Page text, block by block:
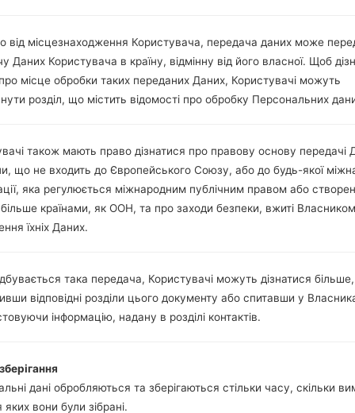
Ні
-
Ні
Ні
Unknown 15.47 MiB
від місцезнаходження Користувача, передача даних може
Даних Користувача в країну, відмінну від його власної. Щоб
місце обробки таких переданих Даних, Користувачі можуть
розділ, що містить відомості про обробку Персональних
також мають право дізнатися про правову основу передачі
що не входить до Європейського Союзу, або до будь-якої
яка регулюється міжнародним публічним правом або
більше країнами, як ООН, та про заходи безпеки, вжиті
їхніх Даних.
така передача, Користувачі можуть дізнатися більше,
відповідні розділи цього документу або спитавши у
інформацію, надану в розділі контактів.
дані обробляються та зберігаються стільки часу, скільки
яких вони були зібрані.